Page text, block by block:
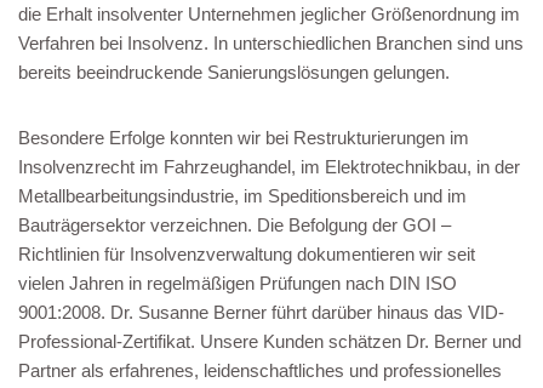
die Erhalt insolventer Unternehmen jeglicher Größenordnung im
Verfahren bei Insolvenz. In unterschiedlichen Branchen sind uns
bereits beeindruckende Sanierungslösungen gelungen.
Besondere Erfolge konnten wir bei Restrukturierungen im
Insolvenzrecht im Fahrzeughandel, im Elektrotechnikbau, in der
Metallbearbeitungsindustrie, im Speditionsbereich und im
Bauträgersektor verzeichnen. Die Befolgung der GOI –
Richtlinien für Insolvenzverwaltung dokumentieren wir seit
vielen Jahren in regelmäßigen Prüfungen nach DIN ISO
9001:2008. Dr. Susanne Berner führt darüber hinaus das VID-
Professional-Zertifikat. Unsere Kunden schätzen Dr. Berner und
Partner als erfahrenes, leidenschaftliches und professionelles